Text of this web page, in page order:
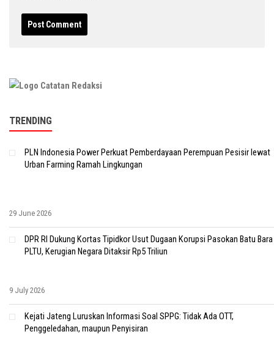
TRENDING
PLN Indonesia Power Perkuat Pemberdayaan Perempuan Pesisir lewat
Urban Farming Ramah Lingkungan
29 June 2026
DPR RI Dukung Kortas Tipidkor Usut Dugaan Korupsi Pasokan Batu Bara
PLTU, Kerugian Negara Ditaksir Rp5 Triliun
9 July 2026
Kejati Jateng Luruskan Informasi Soal SPPG: Tidak Ada OTT,
Penggeledahan, maupun Penyisiran